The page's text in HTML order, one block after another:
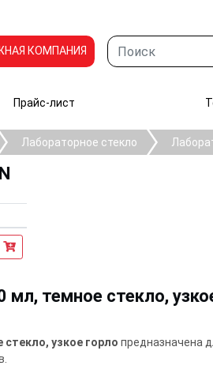
КОМПАНИЯ
Прайс-лист
Лабораторное стекло
темное стекло,
стекло, узкое горло предназначена